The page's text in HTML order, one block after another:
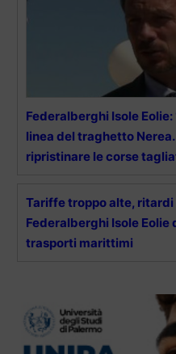
Federalberghi Isole
linea del traghetto
ripristinare le corse
Tariffe troppo alte,
Federalberghi Isole Eolie
trasporti marittimi